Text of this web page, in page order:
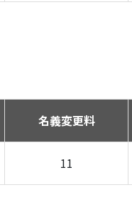
名義変更料
11